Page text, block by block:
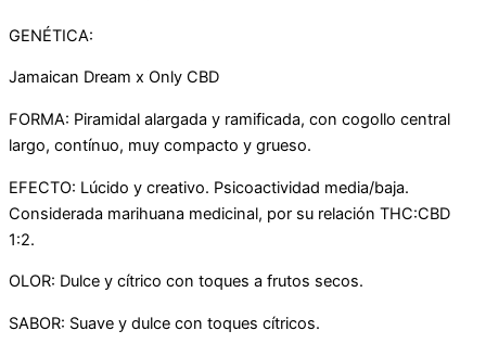
GENÉTICA:
Jamaican Dream x Only CBD
FORMA: Piramidal alargada y ramificada, con cogollo central
largo, contínuo, muy compacto y grueso.
EFECTO: Lúcido y creativo. Psicoactividad media/baja.
Considerada marihuana medicinal, por su relación THC:CBD
1:2.
OLOR: Dulce y cítrico con toques a frutos secos.
SABOR: Suave y dulce con toques cítricos.